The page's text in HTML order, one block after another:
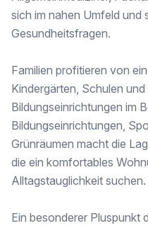
Finden Sie noch mehr attraktive Liegenschaften
IMMO einen Besuch wert.
Gesundheit
Arzt <500m
Apotheke <500m
Klinik <500m
Krankenhaus <3.000m
Kinder & Schulen
Schule <500m
Kindergarten <1.000m
Höhere Schule <4.000m
sich im nahen Umfeld und
Gesundheitsfragen.
Familien profitieren von
Kindergärten, Schulen
Bildungseinrichtungen im
Bildungseinrichtungen,
Grünräumen macht die
die ein komfortables
Alltagstauglichkeit suchen.
Ein besonderer Pluspunkt